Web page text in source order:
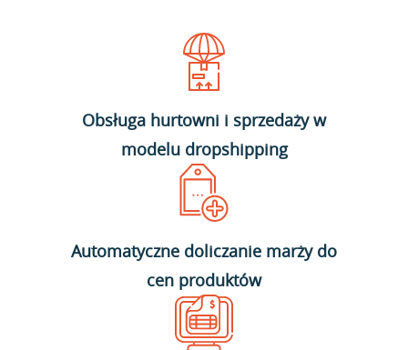
Obsługa hurtowni i sprzedaży w
modelu dropshipping
Automatyczne doliczanie marży do
cen produktów